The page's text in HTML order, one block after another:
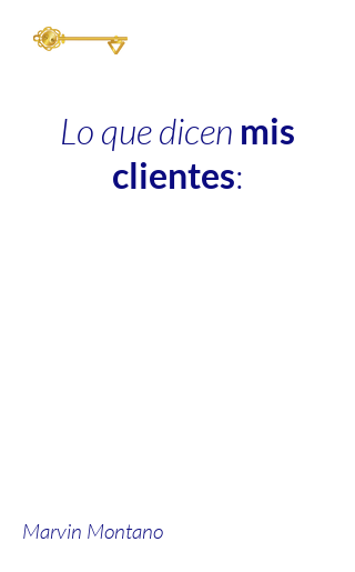
Lo que dicen mis
clientes:
Marvin Montano